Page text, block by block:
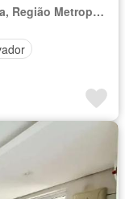
Região Geográfica Imediata de Curitiba, Região Metropolitana de Curitiba